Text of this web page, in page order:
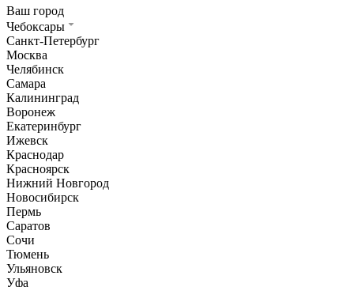
Ваш город
Чебоксары
Санкт-Петербург
Москва
Челябинск
Самара
Калининград
Воронеж
Екатеринбург
Ижевск
Краснодар
Красноярск
Нижний Новгород
Новосибирск
Пермь
Саратов
Сочи
Тюмень
Ульяновск
Уфа